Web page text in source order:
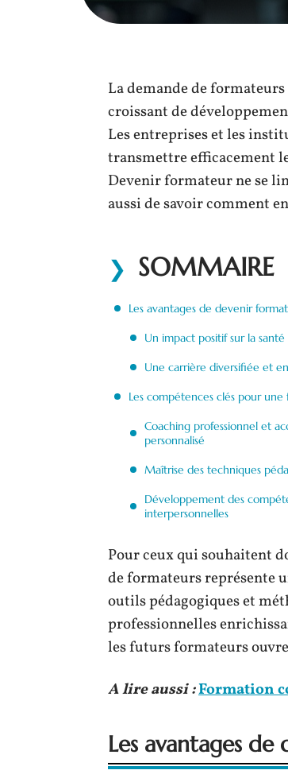
La demande de
croissant de
Les entreprises et les
transmettre efficacement
Devenir formateur ne se
aussi de savoir comment
SOMMAIRE
Les avantages de devenir
Un impact positif sur la
Une carrière diversifiée et
Les compétences clés pour une
Coaching professionnel et
personnalisé
Maîtrise des techniques
Développement des
interpersonnelles
Pour ceux qui souhaitent
de formateurs représente
outils pédagogiques et
professionnelles
les futurs formateurs
A lire aussi :Formation
Les avantages